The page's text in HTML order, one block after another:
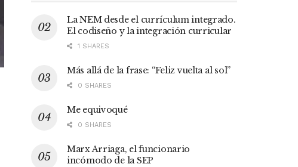
La NEM desde el currículum integrado.
El codiseño y la integración curricular
1 SHARES
Más allá de la frase: “Feliz vuelta al sol”
0 SHARES
Me equivoqué
0 SHARES
Marx Arriaga, el funcionario
incómodo de la SEP